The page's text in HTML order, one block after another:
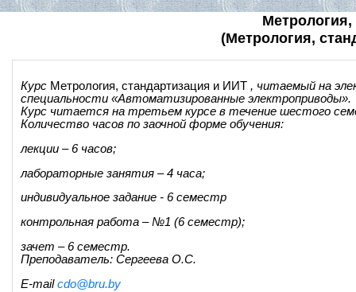
(Метрология,
Курс Метрология, стандартизация и ИИТ , читаемый на
специальности «Автоматизированные электроприводы».
Курс читается на третьем курсе в течение шестого
Количество часов по заочной форме обучения:
лекции – 6 часов;
лабораторные занятия – 4 часа;
индивидуальное задание - 6 семестр
контрольная работа – №1 (6 семестр);
зачет – 6 семестр.
Преподаватель: Cергеева О.С.
E-mailcdo@bru.by